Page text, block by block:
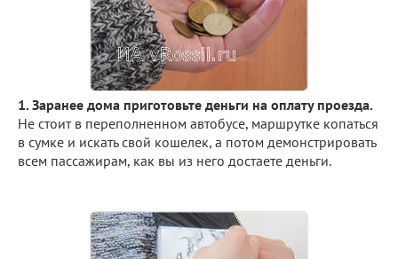
1. Заранее дома приготовьте деньги на оплату проезда.
Не стоит в переполненном автобусе, маршрутке копаться
в сумке и искать свой кошелек, а потом демонстрировать
всем пассажирам, как вы из него достаете деньги.